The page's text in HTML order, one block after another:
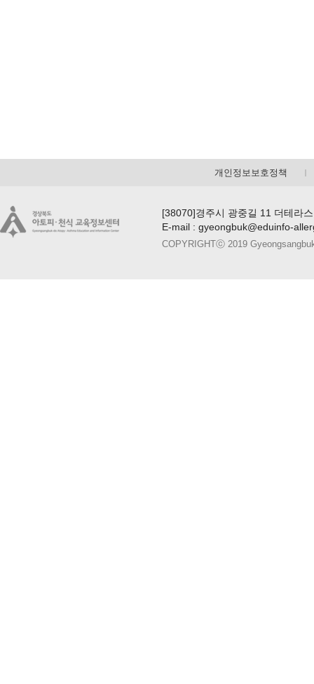
개인정보보호정책
[38070]경주시 광중길 11 더테라
E-mail : gyeongbuk@eduinfo-
COPYRIGHTⓒ 2019